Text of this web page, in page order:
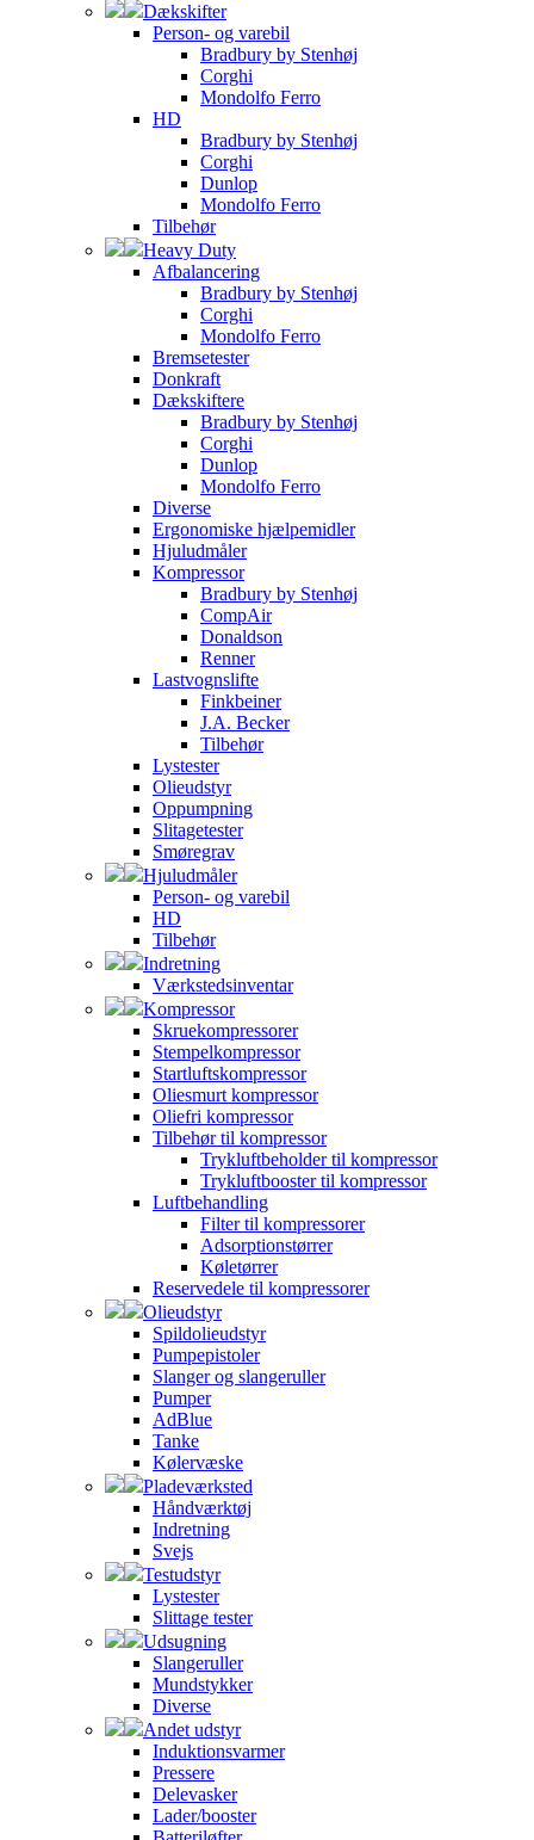
Dækskifter
Person- og varebil
Bradbury by Stenhøj
Corghi
Mondolfo Ferro
HD
Bradbury by Stenhøj
Corghi
Dunlop
Mondolfo Ferro
Tilbehør
Heavy Duty
Afbalancering
Bradbury by Stenhøj
Corghi
Mondolfo Ferro
Bremsetester
Donkraft
Dækskiftere
Bradbury by Stenhøj
Corghi
Dunlop
Mondolfo Ferro
Diverse
Ergonomiske hjælpemidler
Hjuludmåler
Kompressor
Bradbury by Stenhøj
CompAir
Donaldson
Renner
Lastvognslifte
Finkbeiner
J.A. Becker
Tilbehør
Lystester
Olieudstyr
Oppumpning
Slitagetester
Smøregrav
Hjuludmåler
Person- og varebil
HD
Tilbehør
Indretning
Værkstedsinventar
Kompressor
Skruekompressorer
Stempelkompressor
Startluftskompressor
Oliesmurt kompressor
Oliefri kompressor
Tilbehør til kompressor
Trykluftbeholder til kompressor
Trykluftbooster til kompressor
Luftbehandling
Filter til kompressorer
Adsorptionstørrer
Køletørrer
Reservedele til kompressorer
Olieudstyr
Spildolieudstyr
Pumpepistoler
Slanger og slangeruller
Pumper
AdBlue
Tanke
Kølervæske
Pladeværksted
Håndværktøj
Indretning
Svejs
Testudstyr
Lystester
Slittage tester
Udsugning
Slangeruller
Mundstykker
Diverse
Andet udstyr
Induktionsvarmer
Pressere
Delevasker
Lader/booster